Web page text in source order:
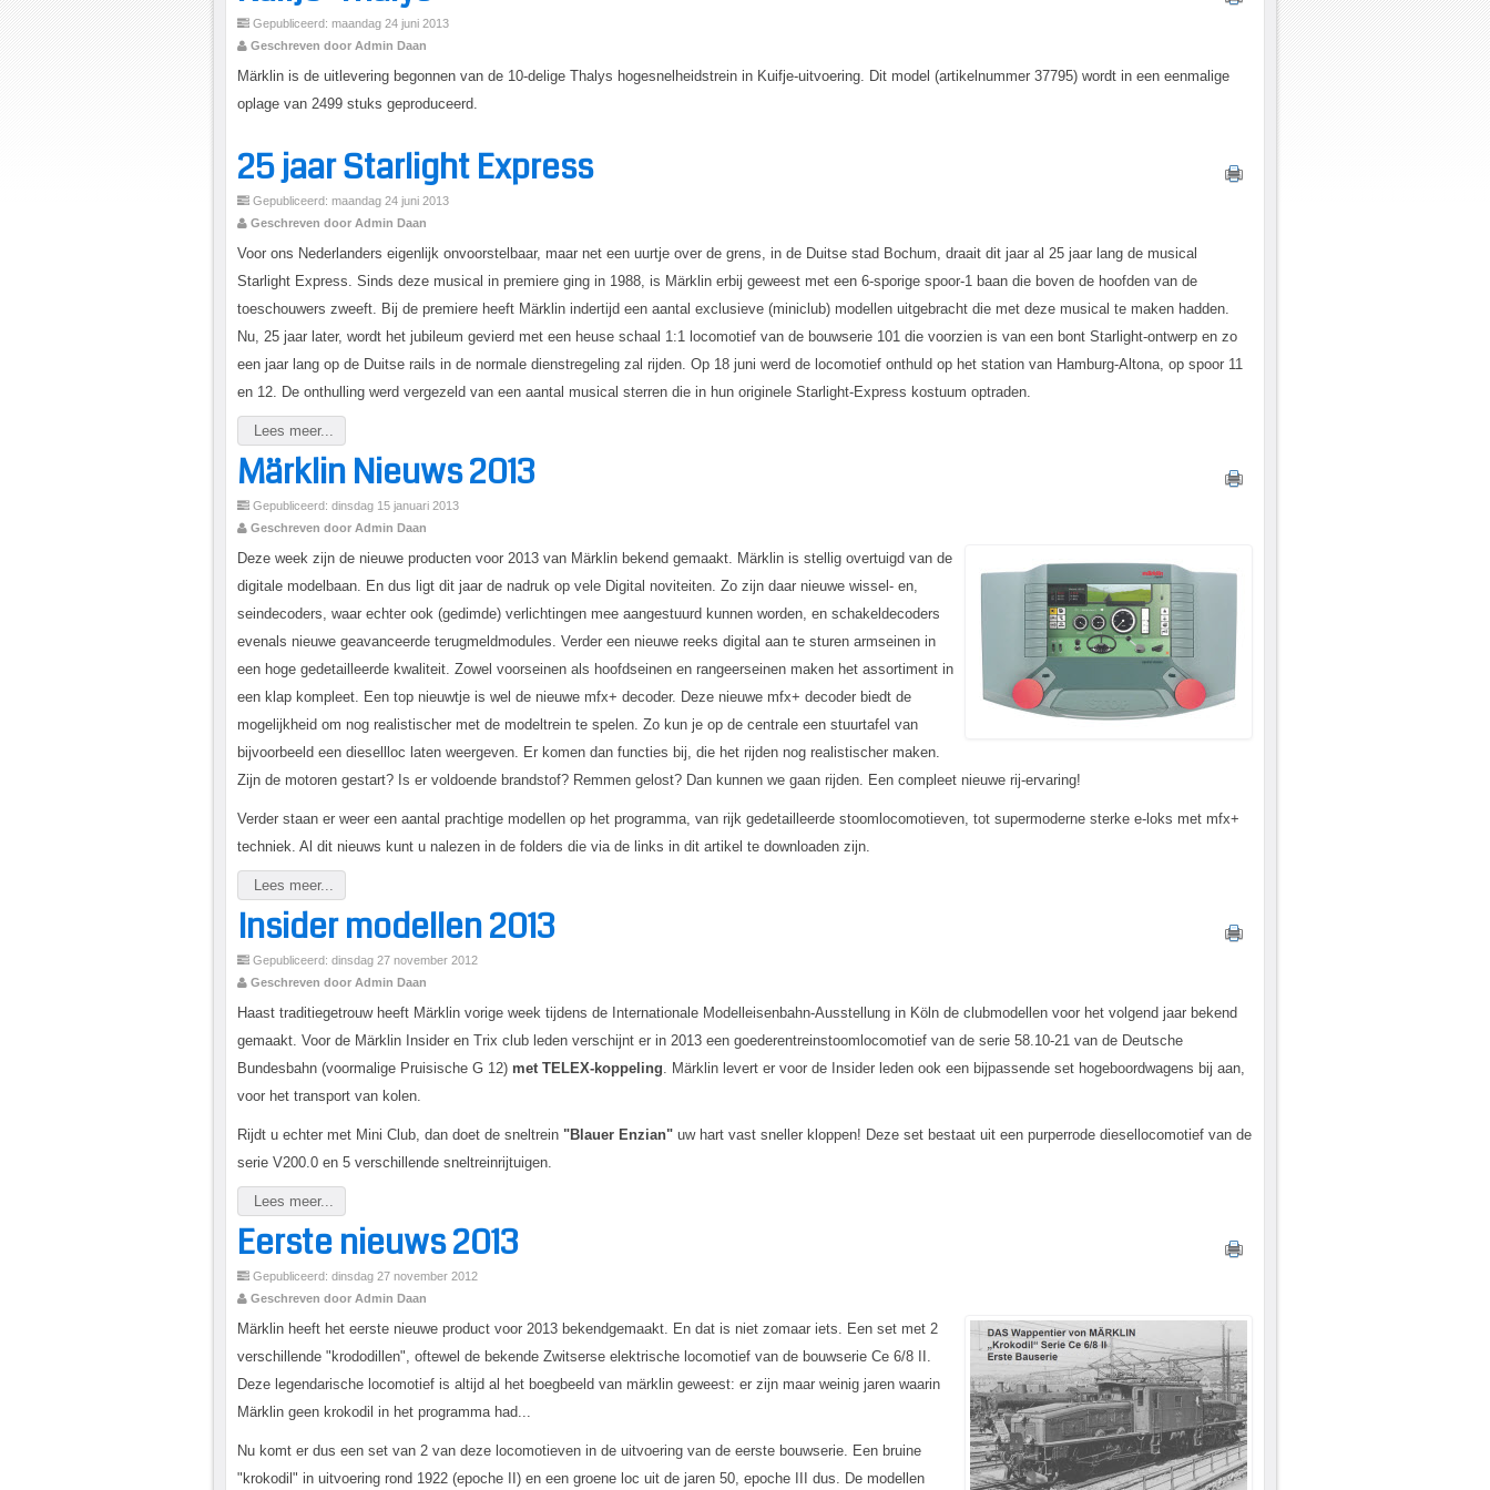
Gepubliceerd: maandag 24 juni 2013
Geschreven door Admin Daan
Märklin is de uitlevering begonnen van de 10-delige Thalys hogesnelheidstrein in Kuifje-uitvoering. Dit model (artikelnummer 37795) wordt in een eenmalige
oplage van 2499 stuks geproduceerd.
25 jaar Starlight Express
Gepubliceerd: maandag 24 juni 2013
Geschreven door Admin Daan
Voor ons Nederlanders eigenlijk onvoorstelbaar, maar net een uurtje over de grens, in de Duitse stad Bochum, draait dit jaar al 25 jaar lang de musical
Starlight Express. Sinds deze musical in premiere ging in 1988, is Märklin erbij geweest met een 6-sporige spoor-1 baan die boven de hoofden van de
toeschouwers zweeft. Bij de premiere heeft Märklin indertijd een aantal exclusieve (miniclub) modellen uitgebracht die met deze musical te maken hadden.
Nu, 25 jaar later, wordt het jubileum gevierd met een heuse schaal 1:1 locomotief van de bouwserie 101 die voorzien is van een bont Starlight-ontwerp en zo
een jaar lang op de Duitse rails in de normale dienstregeling zal rijden. Op 18 juni werd de locomotief onthuld op het station van Hamburg-Altona, op spoor 11
en 12. De onthulling werd vergezeld van een aantal musical sterren die in hun originele Starlight-Express kostuum optraden.
Lees meer...
Märklin Nieuws 2013
Gepubliceerd: dinsdag 15 januari 2013
Geschreven door Admin Daan
Deze week zijn de nieuwe producten voor 2013 van Märklin bekend gemaakt. Märklin is stellig overtuigd van de
digitale modelbaan. En dus ligt dit jaar de nadruk op vele Digital noviteiten. Zo zijn daar nieuwe wissel- en,
seindecoders, waar echter ook (gedimde) verlichtingen mee aangestuurd kunnen worden, en schakeldecoders
evenals nieuwe geavanceerde terugmeldmodules. Verder een nieuwe reeks digital aan te sturen armseinen in
een hoge gedetailleerde kwaliteit. Zowel voorseinen als hoofdseinen en rangeerseinen maken het assortiment in
een klap kompleet. Een top nieuwtje is wel de nieuwe mfx+ decoder. Deze nieuwe mfx+ decoder biedt de
mogelijkheid om nog realistischer met de modeltrein te spelen. Zo kun je op de centrale een stuurtafel van
bijvoorbeeld een diesellloc laten weergeven. Er komen dan functies bij, die het rijden nog realistischer maken.
Zijn de motoren gestart? Is er voldoende brandstof? Remmen gelost? Dan kunnen we gaan rijden. Een compleet nieuwe rij-ervaring!
Verder staan er weer een aantal prachtige modellen op het programma, van rijk gedetailleerde stoomlocomotieven, tot supermoderne sterke e-loks met mfx+
techniek. Al dit nieuws kunt u nalezen in de folders die via de links in dit artikel te downloaden zijn.
Lees meer...
Insider modellen 2013
Gepubliceerd: dinsdag 27 november 2012
Geschreven door Admin Daan
Haast traditiegetrouw heeft Märklin vorige week tijdens de Internationale Modelleisenbahn-Ausstellung in Köln de clubmodellen voor het volgend jaar bekend
gemaakt. Voor de Märklin Insider en Trix club leden verschijnt er in 2013 een goederentreinstoomlocomotief van de serie 58.10-21 van de Deutsche
Bundesbahn (voormalige Pruisische G 12) met TELEX-koppeling. Märklin levert er voor de Insider leden ook een bijpassende set hogeboordwagens bij aan,
voor het transport van kolen.
Rijdt u echter met Mini Club, dan doet de sneltrein "Blauer Enzian" uw hart vast sneller kloppen! Deze set bestaat uit een purperrode diesellocomotief van de
serie V200.0 en 5 verschillende sneltreinrijtuigen.
Lees meer...
Eerste nieuws 2013
Gepubliceerd: dinsdag 27 november 2012
Geschreven door Admin Daan
Märklin heeft het eerste nieuwe product voor 2013 bekendgemaakt. En dat is niet zomaar iets. Een set met 2
verschillende "krododillen", oftewel de bekende Zwitserse elektrische locomotief van de bouwserie Ce 6/8 II.
Deze legendarische locomotief is altijd al het boegbeeld van märklin geweest: er zijn maar weinig jaren waarin
Märklin geen krokodil in het programma had...
Nu komt er dus een set van 2 van deze locomotieven in de uitvoering van de eerste bouwserie. Een bruine
"krokodil" in uitvoering rond 1922 (epoche II) en een groene loc uit de jaren 50, epoche III dus. De modellen